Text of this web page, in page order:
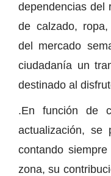
dependencias del
de calzado, ropa,
del mercado
ciudadanía un
destinado al
.En función de
actualización, se
contando
zona, su